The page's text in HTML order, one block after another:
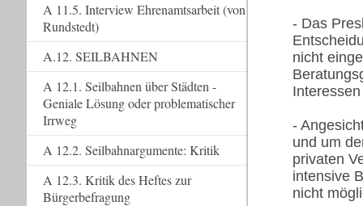
- Das
nicht
-
und um
privaten
intensive
nicht
A 11.5. Interview Ehrenamtsarbeit (von
Rundstedt)
A.12. SEILBAHNEN
A 12.1. Seilbahnen über Städten -
Geniale Lösung oder problematischer
Irrweg
A 12.2. Seilbahnargumente: Kritik
A 12.3. Kritik des Heftes zur
Bürgerbefragung